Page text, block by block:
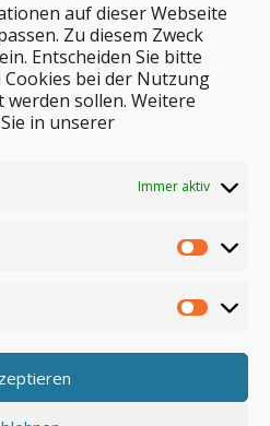
auf dieser Webseite
Zu diesem Zweck
Entscheiden Sie bitte
bei der Nutzung
sollen. Weitere
in unserer
Immer aktiv